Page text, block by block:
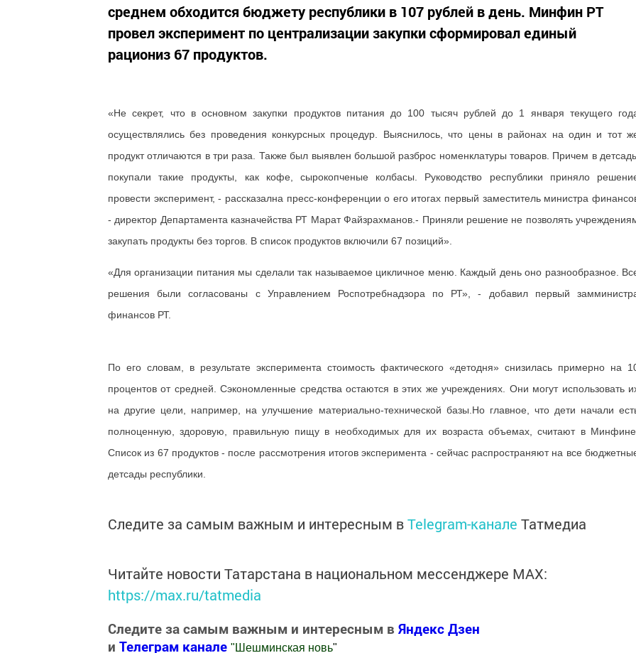
среднем обходится бюджету республики в 107 рублей в день. Минфин РТ
провел эксперимент по централизации закупки сформировал единый
рациониз 67 продуктов.
«Не секрет, что в основном закупки продуктов питания до 100 тысяч рублей до 1 января текущего
осуществлялись без проведения конкурсных процедур. Выяснилось, что цены в районах на один и тот
продукт отличаются в три раза. Также был выявлен большой разброс номенклатуры товаров. Причем в
покупали такие продукты, как кофе, сырокопченые колбасы. Руководство республики приняло
провести эксперимент, - рассказална пресс-конференции о его итогах первый заместитель министра
- директор Департамента казначейства РТ Марат Файзрахманов.- Приняли решение не позволять
закупать продукты без торгов. В список продуктов включили 67 позиций».
«Для организации питания мы сделали так называемое цикличное меню. Каждый день оно разнообразное.
решения были согласованы с Управлением Роспотребнадзора по РТ», - добавил первый
финансов РТ.
По его словам, в результате эксперимента стоимость фактического «детодня» снизилась примерно на
процентов от средней. Сэкономленные средства остаются в этих же учреждениях. Они могут использовать
на другие цели, например, на улучшение материально-технической базы.Но главное, что дети начали
полноценную, здоровую, правильную пищу в необходимых для их возраста объемах, считают в Минфине.
Список из 67 продуктов - после рассмотрения итогов эксперимента - сейчас распространяют на все
детсады республики.
Следите за самым важным и интересным вTelegram-канале Татмедиа
Читайте новости Татарстана в национальном мессенджере MАХ:
https://max.ru/tatmedia
Следите за самым важным и интересным в Яндекс Дзен
и Телеграм канале " Шешминская новь"